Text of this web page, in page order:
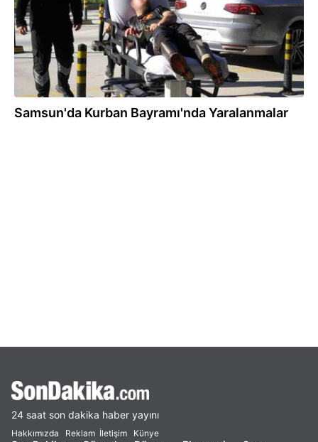
Samsun'da Kurban Bayramı'nda Yaralanmalar
24 saat son dakika haber yayını
Hakkımızda Reklam İletişim Künye